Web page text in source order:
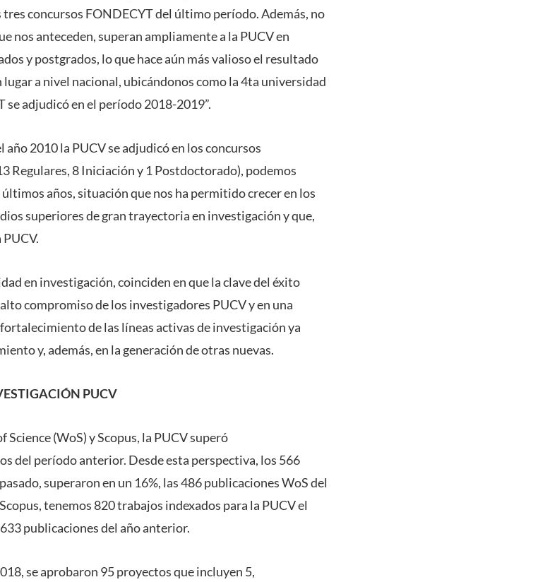
tres concursos FONDECYT del último período. Además, no
nos anteceden, superan ampliamente a la PUCV en
y postgrados, lo que hace aún más valioso el resultado
a nivel nacional, ubicándonos como la 4ta universidad
adjudicó en el período 2018-2019”.
2010 la PUCV se adjudicó en los concursos
Regulares, 8 Iniciación y 1 Postdoctorado), podemos
años, situación que nos ha permitido crecer en los
superiores de gran trayectoria en investigación y que,
en investigación, coinciden en que la clave del éxito
compromiso de los investigadores PUCV y en una
de las líneas activas de investigación ya
y, además, en la generación de otras nuevas.
PUCV
(WoS) y Scopus, la PUCV superó
del período anterior. Desde esta perspectiva, los 566
superaron en un 16%, las 486 publicaciones WoS del
tenemos 820 trabajos indexados para la PUCV el
publicaciones del año anterior.
se aprobaron 95 proyectos que incluyen 5,